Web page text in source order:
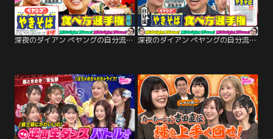
深夜のダイアン ペヤングの自分流食べ方選手権でスー！後半戦 深夜のダイアン ペヤングの自分流食べ方選手権でスー！